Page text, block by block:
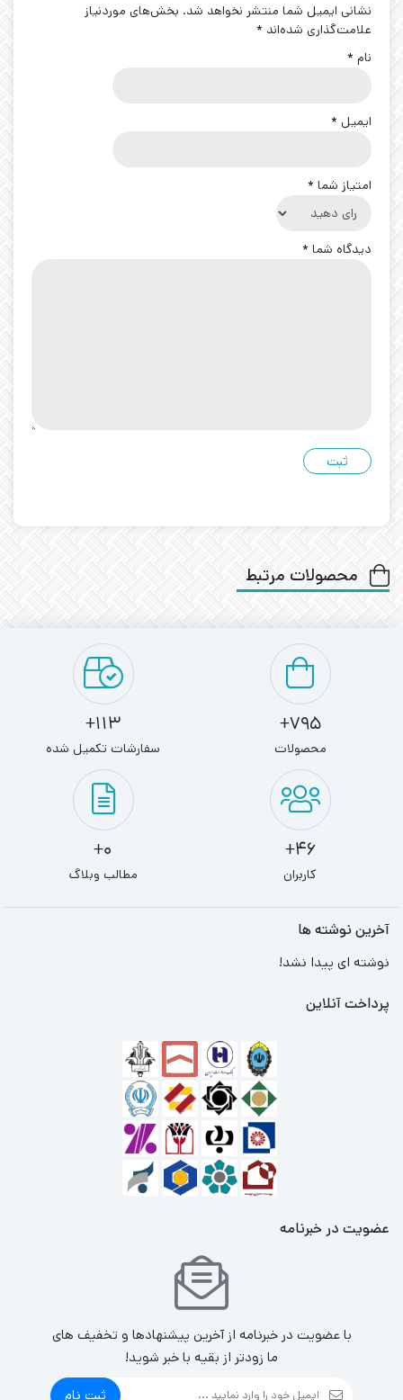
نشانی ایمیل شما منتشر نخواهد شد. بخش‌های موردنیاز
علامت‌گذاری شده‌اند *
نام *
ایمیل *
امتیاز شما *
دیدگاه شما *
محصولات مرتبط
795+
محصولات
113+
سفارشات تکمیل شده
46+
کاربران
0+
مطالب وبلاگ
آخرین نوشته ها
نوشته ای پیدا نشد!
پرداخت آنلاین
عضویت در خبرنامه
با عضویت در خبرنامه از آخرین پیشنهادها و تخفیف های
ما زودتر از بقیه با خبر شوید!
ثبت نام